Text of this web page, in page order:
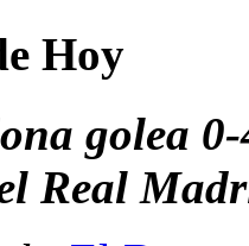
Hoy
golea
Real